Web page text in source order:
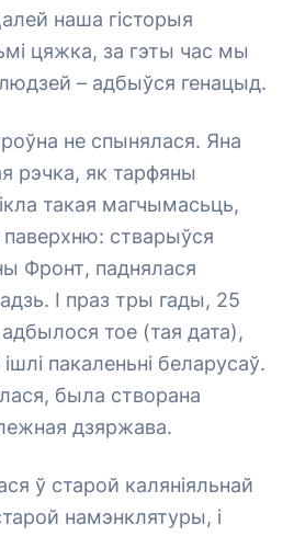
наша гісторыя
цяжка, за гэты час мы
людзей – адбыўся генацыд.
не спынялася. Яна
рэчка, як тарфяны
такая магчымасьць,
стварыўся
Фронт, паднялася
І праз тры гады, 25
тое (тая дата),
пакаленьні беларусаў.
была створана
дзяржава.
ў старой каляніяльнай
намэнклятуры, і